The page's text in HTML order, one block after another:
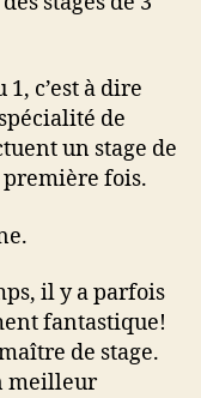
c’est à dire
de
un stage de
fois.
il y a parfois
fantastique!
de stage.
meilleur